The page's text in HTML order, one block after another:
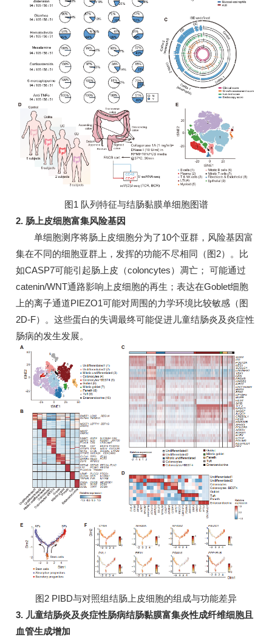
图1 队列特征与结肠黏膜单细胞图谱
2. 肠上皮细胞富集风险基因
单细胞测序将肠上皮细胞分为了10个亚群，风险基因富
集在不同的细胞亚群上，发挥的功能不尽相同（图2）。比
如CASP7可能引起肠上皮（coloncytes）凋亡； 可能通过
catenin/WNT通路影响上皮细胞的再生；表达在Goblet细胞
上的离子通道PIEZO1可能对周围的力学环境比较敏感（图
2D-F）。这些蛋白的失调最终可能促进儿童结肠炎及炎症性
肠病的发生发展。
图2 PIBD与对照组结肠上皮细胞的组成与功能差异
3. 儿童结肠炎及炎症性肠病结肠黏膜富集炎性成纤维细胞且
血管生成增加